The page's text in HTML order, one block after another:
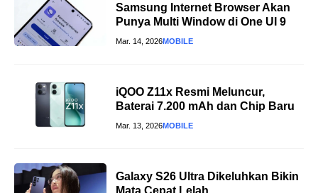
Samsung Internet Browser Akan
Punya Multi Window di One UI 9
Mar. 14, 2026MOBILE
iQOO Z11x Resmi Meluncur,
Baterai 7.200 mAh dan Chip Baru
Mar. 13, 2026MOBILE
Galaxy S26 Ultra Dikeluhkan Bikin
Mata Cepat Lelah